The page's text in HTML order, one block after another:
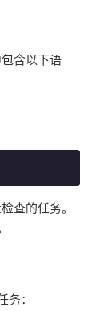
含以下语
查的任务。
：